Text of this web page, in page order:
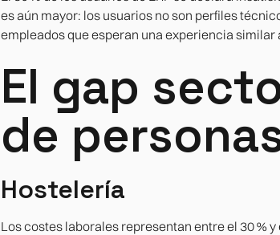
es aún mayor: los usuarios no son perfiles
empleados que esperan una experiencia
El gap
de
Hostelería
Los costes laborales representan entre el 30 %